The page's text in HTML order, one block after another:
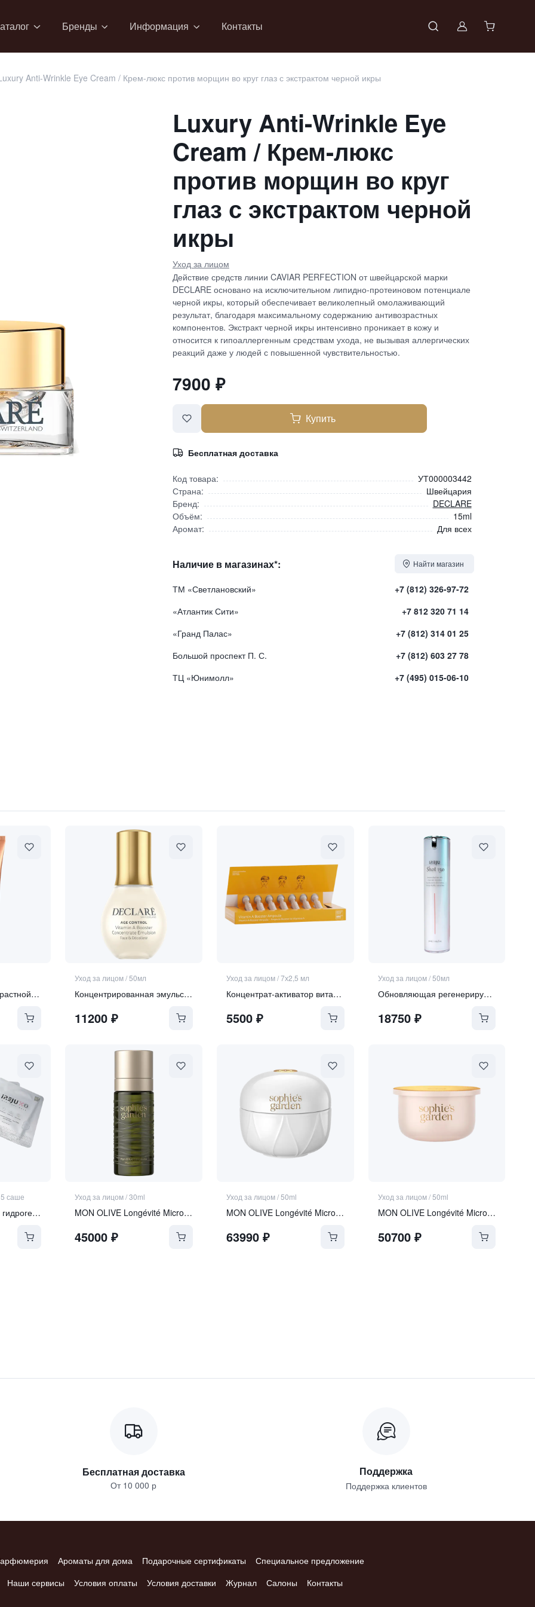
Бренды Информация Контакты Войти в
Anti-Wrinkle Eye Cream / Крем-люкс против морщин во круг глаз с экстрактом черной икры
Luxury Anti-Wrinkle Eye
Cream / Крем-люкс
против морщин во круг
глаз с экстрактом черной
икры
Уход за лицом
Действие средств линии CAVIAR PERFECTION от швейцарской марки
DECLARE основано на исключительном липидно-протеиновом потенциале
черной икры, который обеспечивает великолепный омолаживающий
результат, благодаря максимальному содержанию антивозрастных
компонентов. Экстракт черной икры интенсивно проникает в кожу и
относится к гипоаллергенным средствам ухода, не вызывая аллергических
реакций даже у людей с повышенной чувствительностью.
7900 ₽
Купить
Бесплатная доставка
Код товара:
УТ000003442
Страна:
Швейцария
Бренд:
DECLARE
Объём:
15ml
Аромат:
Для всех
Наличие в магазинах*: Найти магазин
ТМ «Светлановский»
+7 (812) 326-97-72
«Атлантик Сити»
+7 812 320 71 14
«Гранд Палас»
+7 (812) 314 01 25
Большой проспект П. С.
+7 (812) 603 27 78
ТЦ «Юнимолл»
+7 (495) 015-06-10
Передовой антивозрастной крем для лица SPF 30
Уход за лицом/50мл
Концентрированная эмульсия-активатор витамина А 3-в-1 для зоны лица, шеи и декольте "Vitamin А booste"
11200 ₽
Уход за лицом/7х2,5 мл
Концентрат-активатор витамина А для чувствительной кожи
5500₽
Уход за лицом/50мл
Обновляющая регенерирующая сыворотка со спикулами
18750₽
5 саше
Ревитализирующая гидрогелевая маска с экзосомами и ПДРН
Уход за лицом/30ml
MON OLIVE Longévité Microgel Sérum
45000 ₽
Уход за лицом/50ml
MON OLIVE Longévité Microgel Crème
63990₽
Уход за лицом/50ml
MON OLIVE Longévité Microgel Crème REFILL
50700₽
Бесплатная доставка
От 10 000 р
Поддержка
Поддержка клиентов
Ароматы для дома Подарочные сертификаты
Специальное предложение
Наши сервисы Условия оплаты Условия доставки Журнал Салоны Контакты